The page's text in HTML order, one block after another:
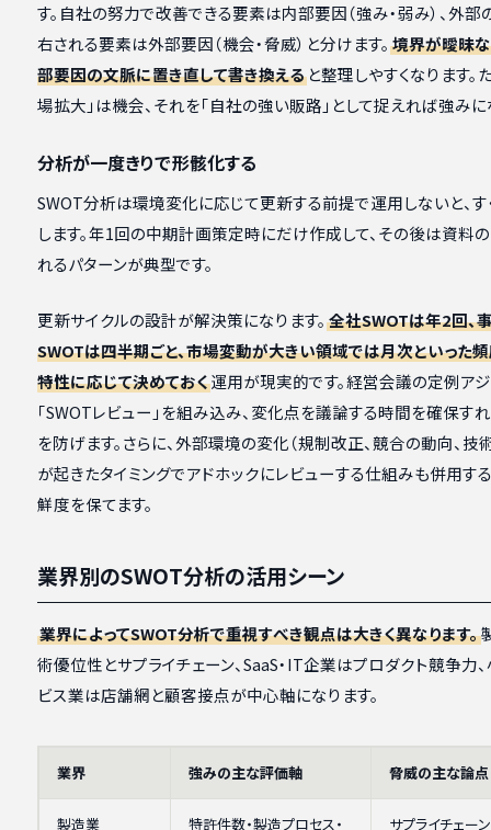
す。自社の努力で改善できる要素は内部要因（強み・弱み）、外
右される要素は外部要因（機会・脅威）と分けます。 境界が曖昧
部要因の文脈に置き直して書き換えると整理しやすくなります。
場拡大」は機会、それを「自社の強い販路」として捉えれば強みに
分析が一度きりで形骸化する
SWOT分析は環境変化に応じて更新する前提で運用しないと、
します。年1回の中期計画策定時にだけ作成して、その後は資料
れるパターンが典型です。
更新サイクルの設計が解決策になります。 全社SWOTは年2回、
SWOTは四半期ごと、市場変動が大きい領域では月次といった
特性に応じて決めておく運用が現実的です。経営会議の定例ア
「SWOTレビュー」を組み込み、変化点を議論する時間を確保す
を防げます。さらに、外部環境の変化（規制改正、競合の動向、技
が起きたタイミングでアドホックにレビューする仕組みも併用す
鮮度を保てます。
業界別のSWOT分析の活用シーン
業界によってSWOT分析で重視すべき観点は大きく異なります。
術優位性とサプライチェーン、SaaS・IT企業はプロダクト競争力
ビス業は店舗網と顧客接点が中心軸になります。
業界 強みの主な評価軸 脅威の主な論点
製造業 特許件数・製造プロセス・ サプライチェー